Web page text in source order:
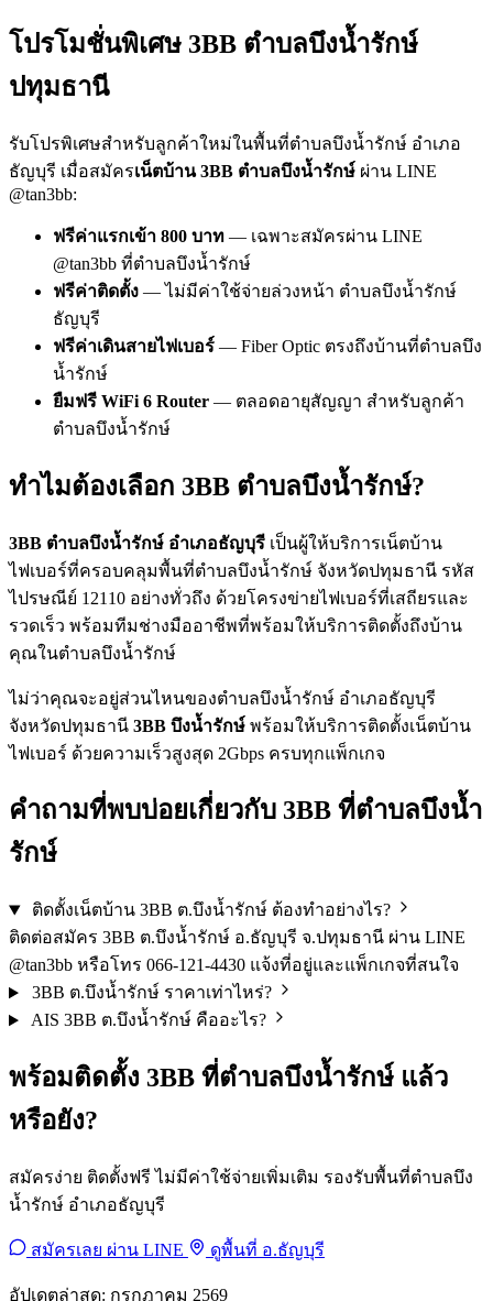
โปรโมชั่นพิเศษ 3BB ตำบลบึงน้ำรักษ์
ปทุมธานี
รับโปรพิเศษสำหรับลูกค้าใหม่ในพื้นที่ตำบลบึงน้ำรักษ์ อำเภอ
ธัญบุรี เมื่อสมัครเน็ตบ้าน 3BB ตำบลบึงน้ำรักษ์ ผ่าน LINE
@tan3bb:
ฟรีค่าแรกเข้า 800 บาท — เฉพาะสมัครผ่าน LINE
@tan3bb ที่ตำบลบึงน้ำรักษ์
ฟรีค่าติดตั้ง — ไม่มีค่าใช้จ่ายล่วงหน้า ตำบลบึงน้ำรักษ์
ธัญบุรี
ฟรีค่าเดินสายไฟเบอร์ — Fiber Optic ตรงถึงบ้านที่ตำบลบึง
น้ำรักษ์
ยืมฟรี WiFi 6 Router — ตลอดอายุสัญญา สำหรับลูกค้า
ตำบลบึงน้ำรักษ์
ทำไมต้องเลือก 3BB ตำบลบึงน้ำรักษ์?
3BB ตำบลบึงน้ำรักษ์ อำเภอธัญบุรี เป็นผู้ให้บริการเน็ตบ้าน
ไฟเบอร์ที่ครอบคลุมพื้นที่ตำบลบึงน้ำรักษ์ จังหวัดปทุมธานี รหัส
ไปรษณีย์ 12110 อย่างทั่วถึง ด้วยโครงข่ายไฟเบอร์ที่เสถียรและ
รวดเร็ว พร้อมทีมช่างมืออาชีพที่พร้อมให้บริการติดตั้งถึงบ้าน
คุณในตำบลบึงน้ำรักษ์
ไม่ว่าคุณจะอยู่ส่วนไหนของตำบลบึงน้ำรักษ์ อำเภอธัญบุรี
จังหวัดปทุมธานี 3BB บึงน้ำรักษ์ พร้อมให้บริการติดตั้งเน็ตบ้าน
ไฟเบอร์ ด้วยความเร็วสูงสุด 2Gbps ครบทุกแพ็กเกจ
คำถามที่พบบ่อยเกี่ยวกับ 3BB ที่ตำบลบึงน้ำ
รักษ์
ติดตั้งเน็ตบ้าน 3BB ต.บึงน้ำรักษ์ ต้องทำอย่างไร?
ติดต่อสมัคร 3BB ต.บึงน้ำรักษ์ อ.ธัญบุรี จ.ปทุมธานี ผ่าน LINE
@tan3bb หรือโทร 066-121-4430 แจ้งที่อยู่และแพ็กเกจที่สนใจ
3BB ต.บึงน้ำรักษ์ ราคาเท่าไหร่?
AIS 3BB ต.บึงน้ำรักษ์ คืออะไร?
พร้อมติดตั้ง 3BB ที่ตำบลบึงน้ำรักษ์ แล้ว
หรือยัง?
สมัครง่าย ติดตั้งฟรี ไม่มีค่าใช้จ่ายเพิ่มเติม รองรับพื้นที่ตำบลบึง
น้ำรักษ์ อำเภอธัญบุรี
สมัครเลย ผ่าน LINE ดูพื้นที่ อ.ธัญบุรี
อัปเดตล่าสุด: กรกฎาคม 2569